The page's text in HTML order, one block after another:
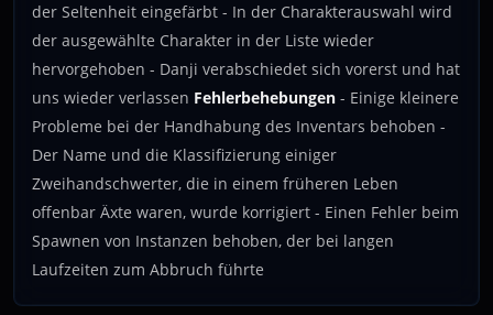
der Seltenheit eingefärbt - In der Charakterauswahl wird
der ausgewählte Charakter in der Liste wieder
hervorgehoben - Danji verabschiedet sich vorerst und hat
uns wieder verlassen Fehlerbehebungen - Einige kleinere
Probleme bei der Handhabung des Inventars behoben -
Der Name und die Klassifizierung einiger
Zweihandschwerter, die in einem früheren Leben
offenbar Äxte waren, wurde korrigiert - Einen Fehler beim
Spawnen von Instanzen behoben, der bei langen
Laufzeiten zum Abbruch führte